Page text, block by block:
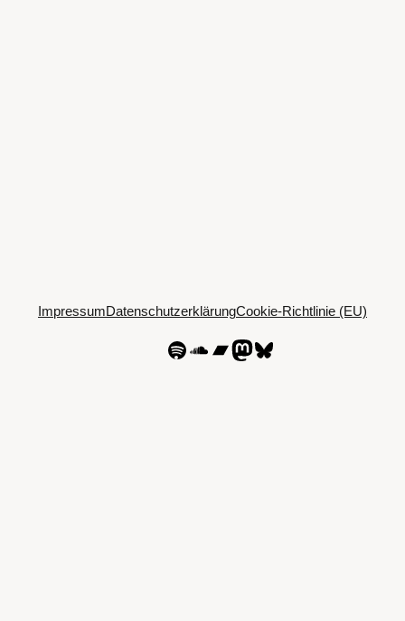
ImpressumDatenschutzerklärungCookie-Richtlinie (EU)
SpotifySoundCloud
Bandcamp
Mastodon